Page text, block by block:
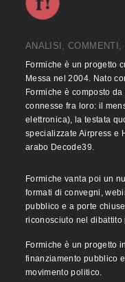
ANALISI, COMMENTI,
Formiche è un progetto
Messa nel 2004. Nato
Formiche è composto
connesse fra loro: il
elettronica), la testata
specializzate Airpress e
arabo Decode39.
Formiche vanta poi un
formati di convegni,
pubblico e a porte
riconosciuto nel dibattito
Formiche è un progetto
finanziamento pubblico
movimento politico.